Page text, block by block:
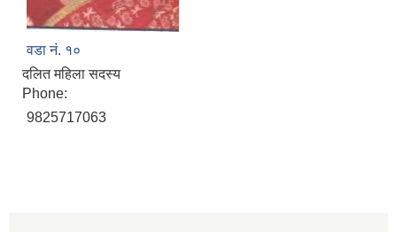
वडा नं. १०
दलित महिला सदस्य
Phone:
9825717063